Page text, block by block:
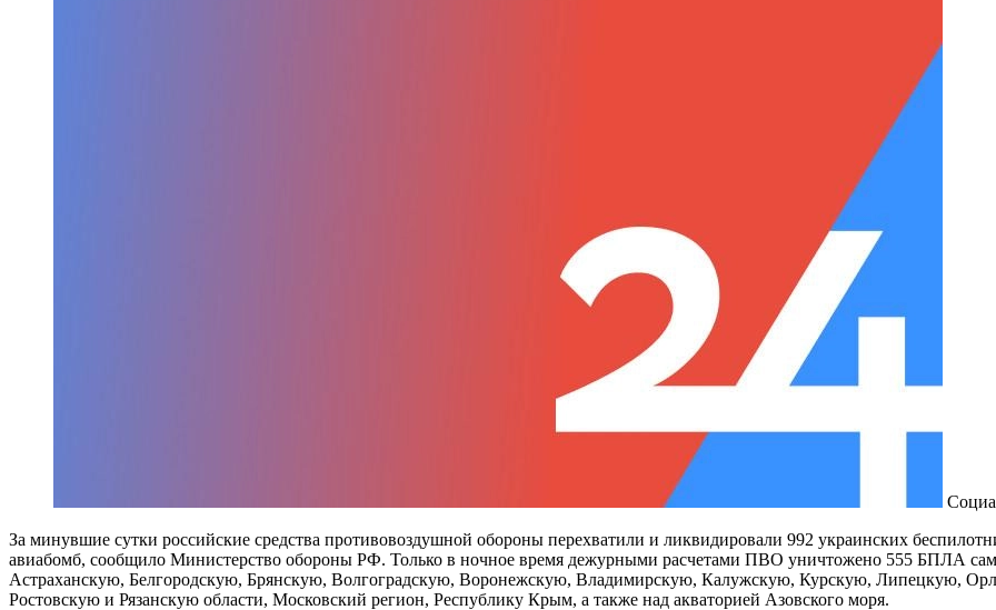
За минувшие сутки российские средства противовоздушной обороны перехватили и ликвидировали 992 украинских
авиабомб, сообщило Министерство обороны РФ. Только в ночное время дежурными расчетами ПВО уничтожено 555 БПЛА
Астраханскую, Белгородскую, Брянскую, Волгоградскую, Воронежскую, Владимирскую, Калужскую, Курскую, Липецкую,
Ростовскую и Рязанскую области, Московский регион, Республику Крым, а также над акваторией Азовского моря.